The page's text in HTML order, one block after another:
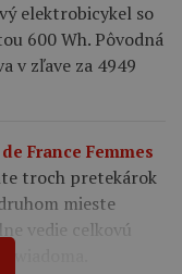
elektrobicykel so
600 Wh. Pôvodná
v zľave za 4949
France Femmes
troch pretekárok
mieste
vedie celkovú